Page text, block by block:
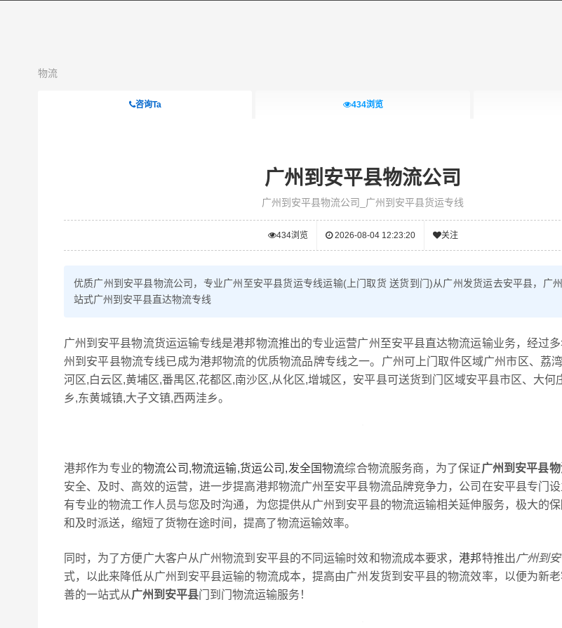
物流
咨询Ta 434浏览
广州到安平县物流公司
广州到安平县物流公司_广州到安平县货运专线
434浏览 2026-08-04 12:23:20 关注
优质广州到安平县物流公司，专业广州至安平县货运专线运输(上门取货 送货到门)从广州发货运去安平县，广
站式广州到安平县直达物流专线
广州到安平县物流货运运输专线是港邦物流推出的专业运营广州至安平县直达物流运输业务，经过
州到安平县物流专线已成为港邦物流的优质物流品牌专线之一。广州可上门取件区域广州市区、荔
河区,白云区,黄埔区,番禺区,花都区,南沙区,从化区,增城区，安平县可送货到门区域安平县市区、大何
乡,东黄城镇,大子文镇,西两洼乡。
港邦作为专业的物流公司,物流运输,货运公司,发全国物流综合物流服务商，为了保证广州到安平县
安全、及时、高效的运营，进一步提高港邦物流广州至安平县物流品牌竞争力，公司在安平县专门
有专业的物流工作人员与您及时沟通，为您提供从广州到安平县的物流运输相关延伸服务，极大的
和及时派送，缩短了货物在途时间，提高了物流运输效率。
同时，为了方便广大客户从广州物流到安平县的不同运输时效和物流成本要求，港邦特推出广州到
式，以此来降低从广州到安平县运输的物流成本，提高由广州发货到安平县的物流效率，以便为新
善的一站式从广州到安平县门到门物流运输服务！